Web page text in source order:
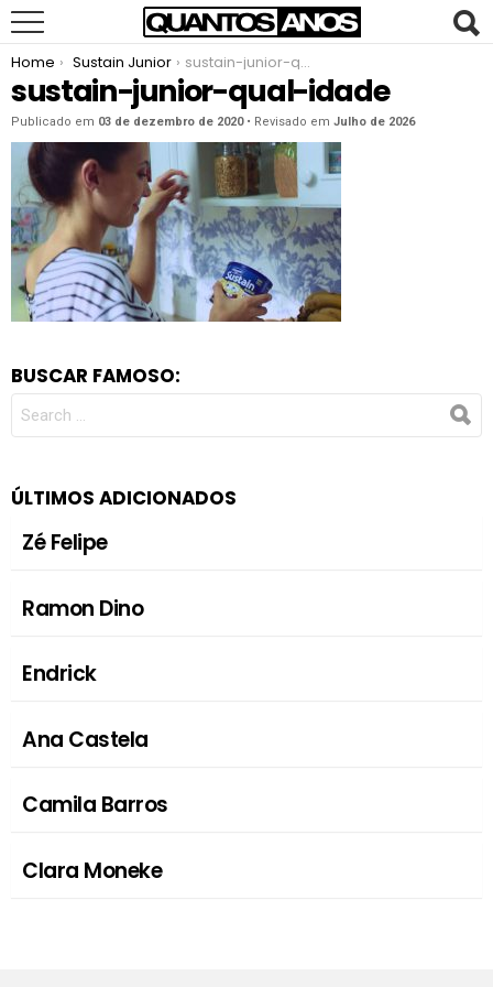
You are here:
Home Sustain Junior sustain-junior-qual-idade
sustain-junior-qual-idade
Publicado em 03 de dezembro de 2020• Revisado em Julho de 2026
BUSCAR FAMOSO:
FOR:
ÚLTIMOS ADICIONADOS
Zé Felipe
Ramon Dino
Endrick
Ana Castela
Camila Barros
Clara Moneke